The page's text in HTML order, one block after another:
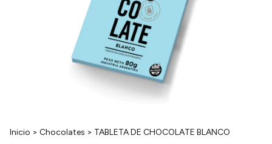
Inicio > Chocolates > TABLETA DE CHOCOLATE BLANCO